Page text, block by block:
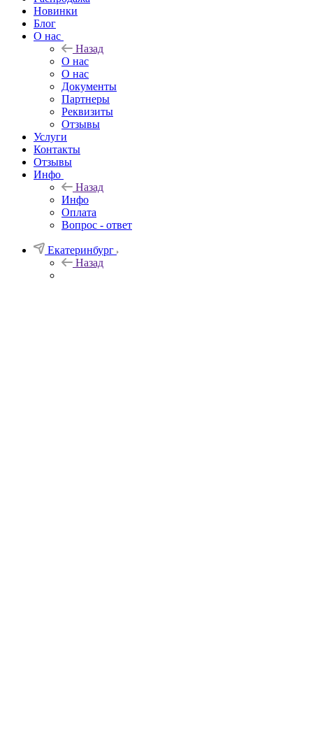
Новинки
Блог
О нас
Назад
О нас
О нас
Документы
Партнеры
Реквизиты
Отзывы
Услуги
Контакты
Отзывы
Инфо
Назад
Инфо
Оплата
Вопрос - ответ
Екатеринбург
Назад